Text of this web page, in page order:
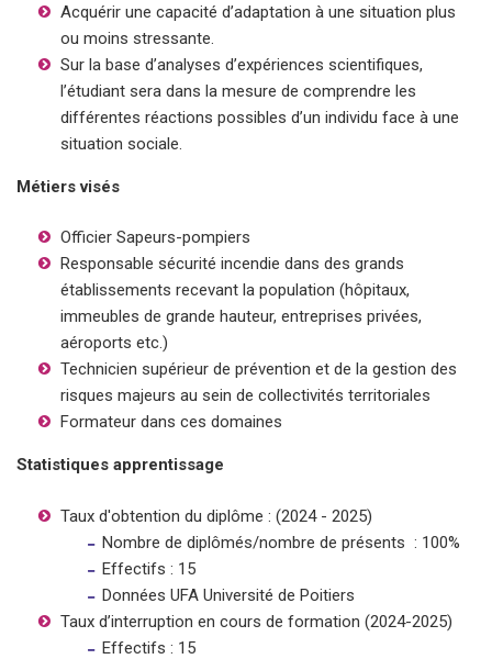
Acquérir une capacité d’adaptation à une situation plus
ou moins stressante.
Sur la base d’analyses d’expériences scientifiques,
l’étudiant sera dans la mesure de comprendre les
différentes réactions possibles d’un individu face à une
situation sociale.
Métiers visés
Officier Sapeurs-pompiers
Responsable sécurité incendie dans des grands
établissements recevant la population (hôpitaux,
immeubles de grande hauteur, entreprises privées,
aéroports etc.)
Technicien supérieur de prévention et de la gestion des
risques majeurs au sein de collectivités territoriales
Formateur dans ces domaines
Statistiques apprentissage
Taux d'obtention du diplôme : (2024 - 2025)
Nombre de diplômés/nombre de présents : 100%
Effectifs : 15
Données UFA Université de Poitiers
Taux d’interruption en cours de formation (2024-2025)
Effectifs : 15